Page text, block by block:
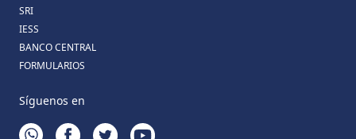
SRI
IESS
BANCO CENTRAL
FORMULARIOS
Síguenos en
WHATSAPPFACEBOOKTWITTERYOUTUBE